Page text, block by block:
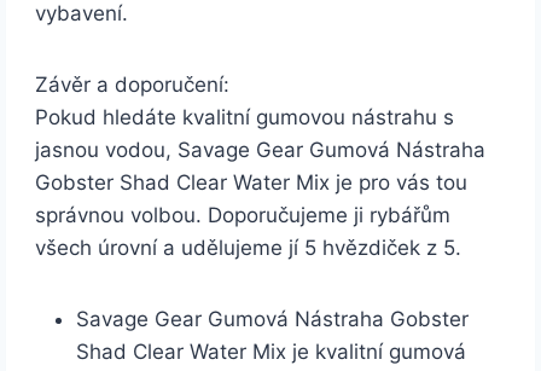
vybavení.
Závěr a doporučení:
Pokud hledáte kvalitní gumovou nástrahu s
jasnou vodou, Savage Gear Gumová Nástraha
Gobster Shad Clear Water Mix je pro vás tou
správnou volbou. Doporučujeme ji rybářům
všech úrovní a udělujeme jí 5 hvězdiček z 5.
Savage Gear Gumová Nástraha Gobster
Shad Clear Water Mix je kvalitní gumová